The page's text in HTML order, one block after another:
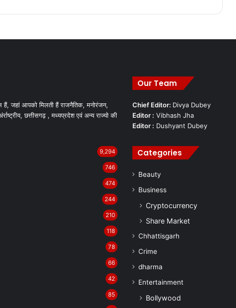
जहां आपको मिलती हैं राजनैतिक, मनोरंजन,
छत्तीसगढ़ , मध्यप्रदेश एवं अन्य राज्यो की
9,294
746
474
244
210
118
78
66
42
85
Our Team
Chief Editor: Divya Dubey
Editor : Vibhash Jha
Editor : Dushyant Dubey
Categories
Beauty
Business
Cryptocurrency
Share Market
Chhattisgarh
Crime
dharma
Entertainment
Bollywood